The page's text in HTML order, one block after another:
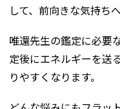
して、前向きな気持ち
唯還先生の鑑定に必要
定後にエネルギーを送
りやすくなります。